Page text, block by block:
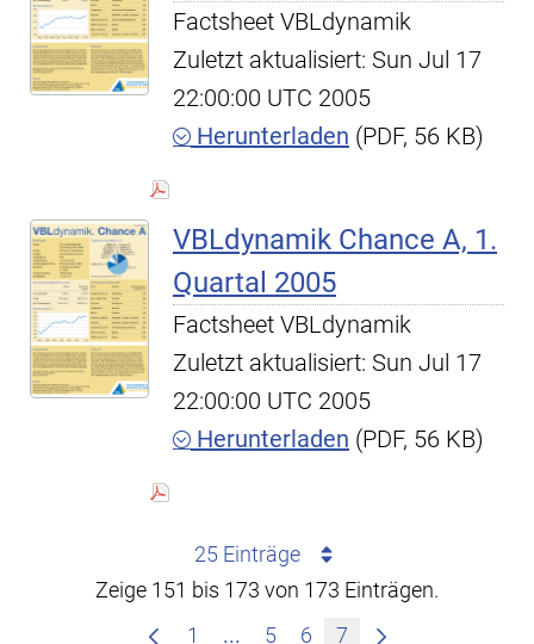
Factsheet VBLdynamik
Zuletzt aktualisiert: Sun Jul 17
22:00:00 UTC 2005
Herunterladen (PDF, 56 KB)
VBLdynamik Chance A, 1.
Quartal 2005
Factsheet VBLdynamik
Zuletzt aktualisiert: Sun Jul 17
22:00:00 UTC 2005
Herunterladen (PDF, 56 KB)
25 Einträge
Zeige 151 bis 173 von 173 Einträgen.
1
... Zwischenseiten Navigieren
5 6 7